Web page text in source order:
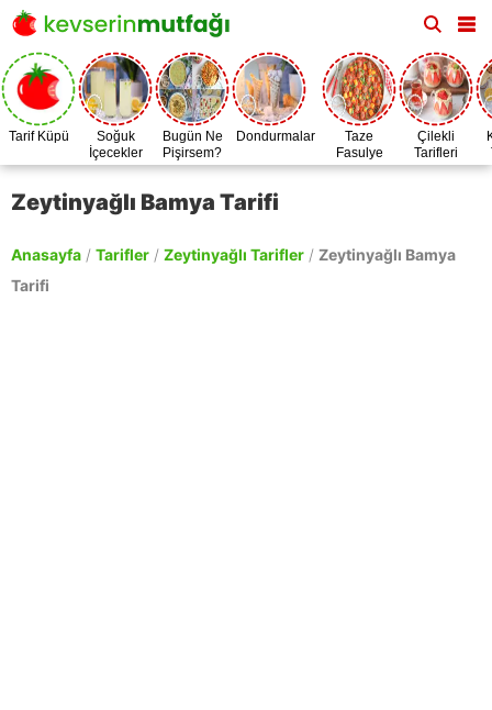
Tarif Küpü
Soğuk
İçecekler
Bugün Ne
Pişirsem?
Dondurmalar
Taze
Fasulye
Zamanı
Çilekli
Tarifleri
Zeytinyağlı Bamya Tarifi
Anasayfa / Tarifler / Zeytinyağlı Tarifler / Zeytinyağlı Bamya
Tarifi